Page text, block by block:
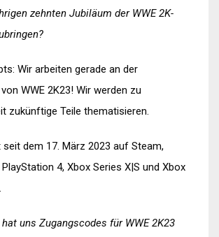
zehnten Jubiläum der WWE 2K-
Wir arbeiten gerade an der
WWE 2K23! Wir werden zu
zukünftige Teile thematisieren.
seit dem 17. März 2023 auf Steam,
4, Xbox Series X|S und Xbox
uns Zugangscodes für WWE 2K23